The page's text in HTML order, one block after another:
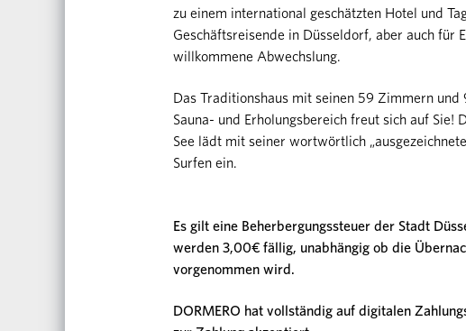
zu einem international geschätzten Hotel und
Geschäftsreisende in Düsseldorf, aber auch für
willkommene Abwechslung.
Das Traditionshaus mit seinen 59 Zimmern und
Sauna- und Erholungsbereich freut sich auf
See lädt mit seiner wortwörtlich
Surfen ein.
Es gilt eine Beherbergungssteuer der Stadt
werden 3,00€ fällig, unabhängig ob die
vorgenommen wird.
DORMERO hat vollständig auf digitalen